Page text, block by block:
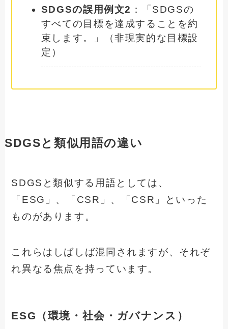
SDGSの誤用例文2 ：「SDGSの
すべての目標を達成することを約
束します。」（非現実的な目標設
定）
SDGSと類似用語の違い
SDGSと類似する用語としては、
「ESG」、「CSR」、「CSR」といった
ものがあります。
これらはしばしば混同されますが、それぞ
れ異なる焦点を持っています。
ESG（環境・社会・ガバナンス）